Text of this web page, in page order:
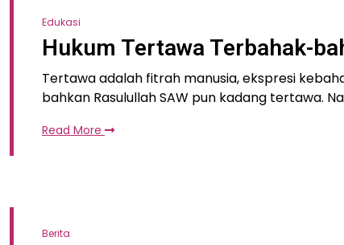
Edukasi
Hukum Tertawa Terbahak-
Tertawa adalah fitrah manusia, ekspresi
bahkan Rasulullah SAW pun kadang tertawa.
Read More
Berita